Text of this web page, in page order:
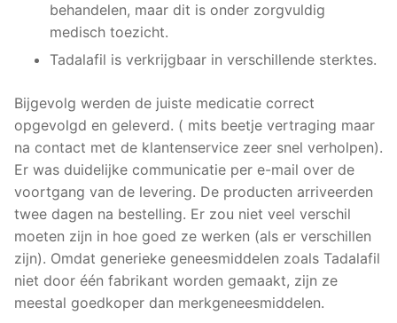
behandelen, maar dit is onder zorgvuldig
medisch toezicht.
Tadalafil is verkrijgbaar in verschillende sterktes.
Bijgevolg werden de juiste medicatie correct
opgevolgd en geleverd. ( mits beetje vertraging maar
na contact met de klantenservice zeer snel verholpen).
Er was duidelijke communicatie per e-mail over de
voortgang van de levering. De producten arriveerden
twee dagen na bestelling. Er zou niet veel verschil
moeten zijn in hoe goed ze werken (als er verschillen
zijn). Omdat generieke geneesmiddelen zoals Tadalafil
niet door één fabrikant worden gemaakt, zijn ze
meestal goedkoper dan merkgeneesmiddelen.